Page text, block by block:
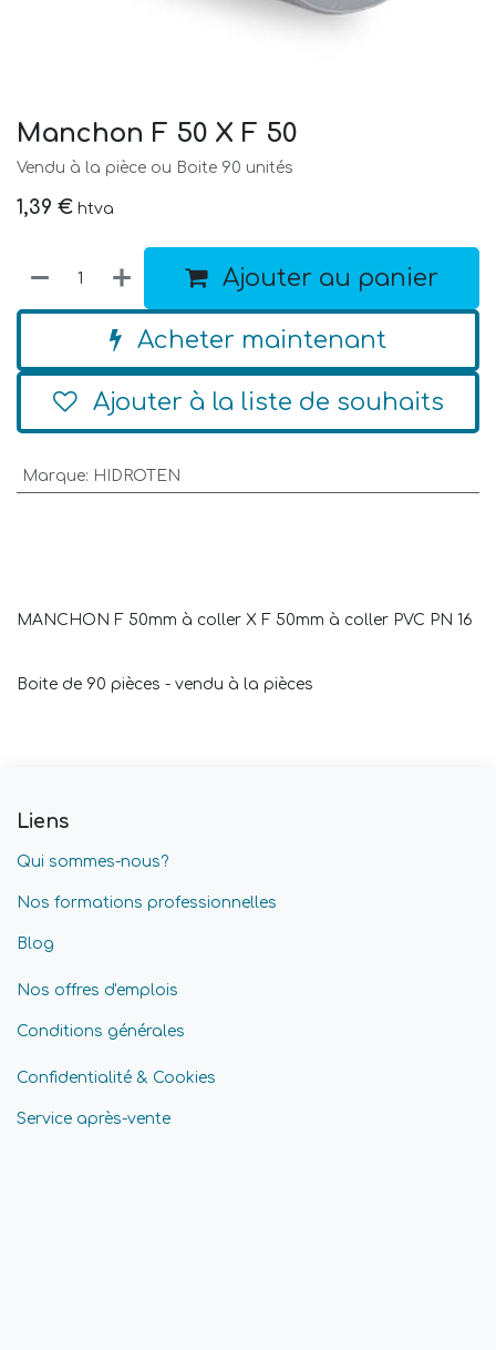
Manchon F 50 X F 50
Vendu à la pièce ou Boite 90 unités
1,39 € htva
Ajouter au panier
Acheter maintenant
Ajouter à la liste de souhaits
Marque: HIDROTEN
MANCHON F 50mm à coller X F 50mm à coller PVC PN 16
Boite de 90 pièces - vendu à la pièces
Liens
Qui sommes-nous?
Nos formations professionnelles
Blog
Nos offres d'emplois
Conditions générales
Confidentialité & Cookies
Service après-vente